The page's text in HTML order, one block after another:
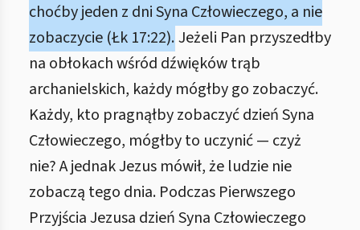
choćby jeden z dni Syna Człowieczego, a nie
zobaczycie (Łk 17:22).Jeżeli Pan przyszedłby
na obłokach wśród dźwięków trąb
archanielskich, każdy mógłby go zobaczyć.
Każdy, kto pragnąłby zobaczyć dzień Syna
Człowieczego, mógłby to uczynić — czyż
nie? A jednak Jezus mówił, że ludzie nie
zobaczą tego dnia. Podczas Pierwszego
Przyjścia Jezusa dzień Syna Człowieczego